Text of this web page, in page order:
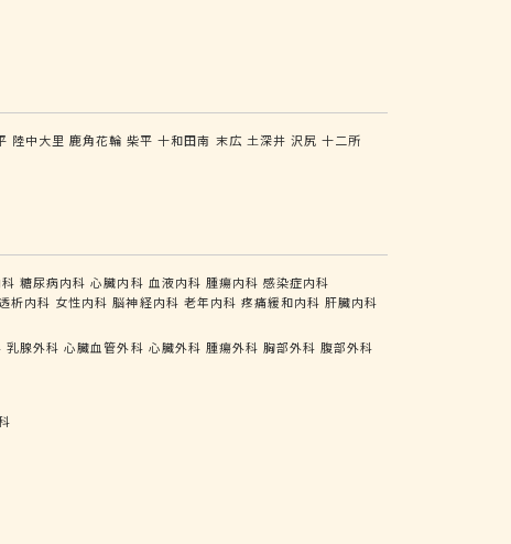
陸中大里 鹿角花輪 柴平 十和田南 末広 土深井 沢尻 十二所
糖尿病内科 心臓内科 血液内科 腫瘍内科 感染症内科
析内科 女性内科 脳神経内科 老年内科 疼痛緩和内科 肝臓内科
乳腺外科 心臓血管外科 心臓外科 腫瘍外科 胸部外科 腹部外科